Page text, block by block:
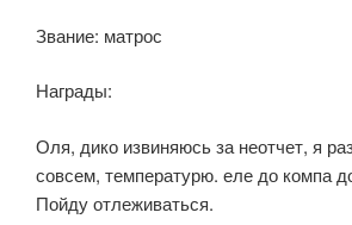
Звание: матрос
Награды:
Оля, дико извиняюсь за неотчет, я
совсем, температурю. еле до компа
Пойду отлеживаться.